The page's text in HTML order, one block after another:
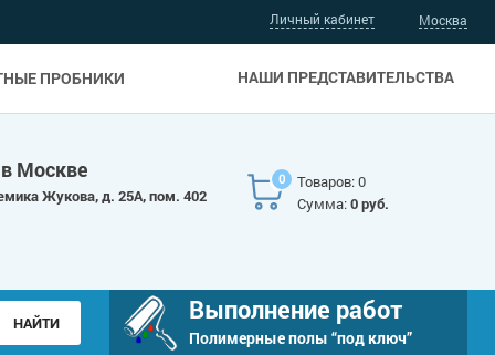
Личный кабинет
НАШИ ПРЕДСТАВИТЕЛЬСТВА
ПРОБНИКИ
Москва
Москве
Жукова, д. 25А, пом. 402
0
Товаров: 0
Сумма:0 руб.
Выполнение работ
Полимерные полы “под ключ”